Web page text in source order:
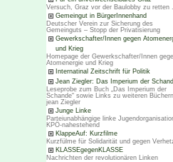
Versuch, Graz vor der Baulobby zu retten
Gemeingut in BürgerInnenhand
Deutscher Verein zur Sicherung des
Gemeinguts – Stopp der Privatisierung
Gewerkschafter/Innen gegen
und Krieg
Homepage der Gewerkschafter/Innen
Atomenergie und Krieg
Internatinal Zeitschrift für Politik
Jean Ziegler: Das Imperium der
Leseprobe zum Buch „Das Imperium der
Schande“ sowie Links zu weiteren
jean Ziegler
Junge Linke
Parteiunabhängige linke
KPÖ-nahestehend
KlappeAuf: Kurzfilme
Kurzfülme für Solidarität und gegen
KLASSEgegenKLASSE
Nachrichten der revolutionären Linken